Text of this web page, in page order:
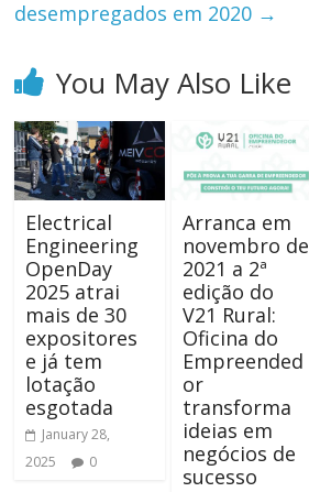
desempregados em 2020 →
You May Also Like
Electrical
Engineering
OpenDay
2025 atrai
mais de 30
expositores
e já tem
lotação
esgotada
January 28,
2025
0
Arranca em
novembro de
2021 a 2ª
edição do
V21 Rural:
Oficina do
Empreended
or
transforma
ideias em
negócios de
sucesso